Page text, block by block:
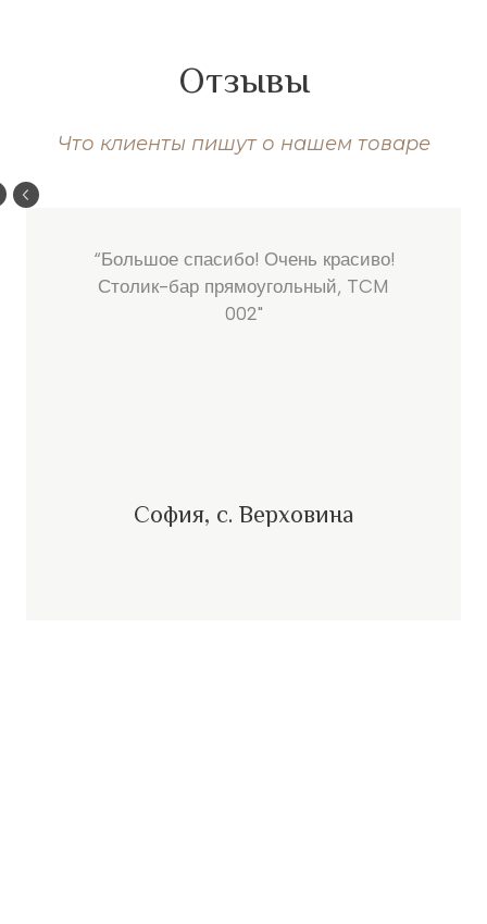
Отзывы
Что клиенты пишут о нашем товаре
“Большое спасибо! Очень красиво!
Столик-бар прямоугольный, TCM
002"
София, с. Верховина